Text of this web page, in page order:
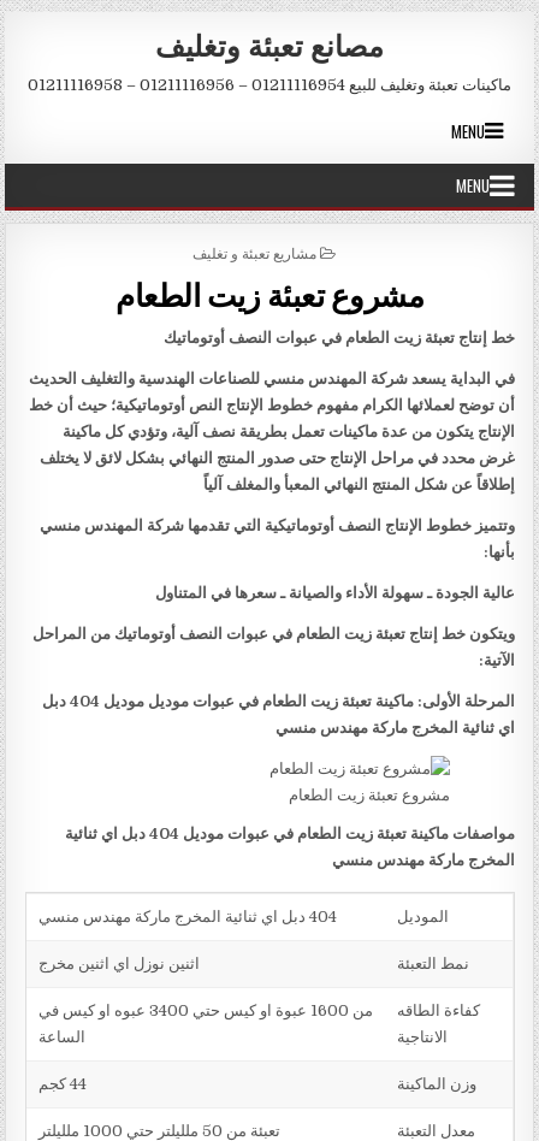
Skip to content
مصانع تعبئة وتغليف
ماكينات تعبئة وتغليف للبيع 01211116954 – 01211116956 – 01211116958
MENU
MENU
POSTED IN
مشاريع تعبئة و تغليف
مشروع تعبئة زيت الطعام
خط إنتاج تعبئة زيت الطعام في عبوات النصف أوتوماتيك
في البداية يسعد شركة المهندس منسي للصناعات الهندسية والتغليف الحديث
أن توضح لعملائها الكرام مفهوم خطوط الإنتاج النص أوتوماتيكية؛ حيث أن خط
الإنتاج يتكون من عدة ماكينات تعمل بطريقة نصف آلية، وتؤدي كل ماكينة
غرض محدد في مراحل الإنتاج حتى صدور المنتج النهائي بشكل لائق لا يختلف
إطلاقاً عن شكل المنتج النهائي المعبأ والمغلف آلياً
وتتميز خطوط الإنتاج النصف أوتوماتيكية التي تقدمها شركة المهندس منسي
بأنها:
عالية الجودة ـ سهولة الأداء والصيانة ـ سعرها في المتناول
ويتكون خط إنتاج تعبئة زيت الطعام في عبوات النصف أوتوماتيك من المراحل
الآتية:
المرحلة الأولى: ماكينة تعبئة زيت الطعام في عبوات موديل موديل 404 دبل
اي ثنائية المخرج ماركة مهندس منسي
مشروع تعبئة زيت الطعام
مواصفات ماكينة تعبئة زيت الطعام في عبوات موديل 404 دبل اي ثنائية
المخرج ماركة مهندس منسي
الموديل 404 دبل اي ثنائية المخرج ماركة مهندس منسي
نمط التعبئة اثنين نوزل اي اثنين مخرج
كفاءة الطاقه
الانتاجية
من 1600 عبوة او كيس حتي 3400 عبوه او كيس في
الساعة
وزن الماكينة 44 كجم
معدل التعبئة تعبئة من 50 ملليلتر حتي 1000 ملليلتر